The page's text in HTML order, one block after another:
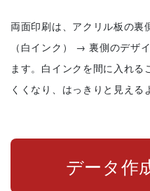
両面印刷は、アクリル板の
（白インク） → 裏側のデザ
ます。白インクを間に入れ
くくなり、はっきりと見える
データ作